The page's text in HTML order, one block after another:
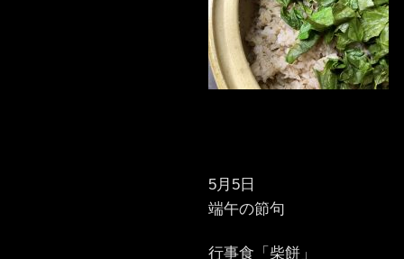
5月5日
端午の節句
行事食「柴餅」